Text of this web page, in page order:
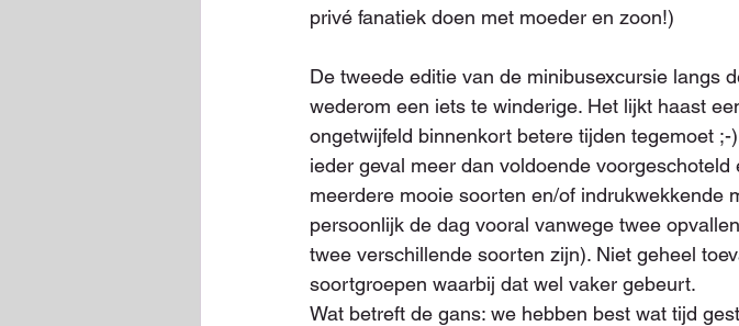
privé fanatiek doen met moeder en zoon!)
De tweede editie van de minibusexcursie langs
wederom een iets te winderige. Het lijkt haast
ongetwijfeld binnenkort betere tijden tegemoet
ieder geval meer dan voldoende
meerdere mooie soorten en/of indrukwekkende
persoonlijk de dag vooral vanwege twee
twee verschillende soorten zijn). Niet geheel
soortgroepen waarbij dat wel vaker gebeurt.
Wat betreft de gans: we hebben best wat tijd